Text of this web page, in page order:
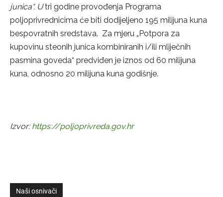
junica“. Utri godine provođenja Programa
poljoprivrednicima će biti dodijeljeno 195 milijuna kuna
bespovratnih sredstava. Za mjeru „Potpora za
kupovinu steonih junica kombiniranih i/ili mliječnih
pasmina goveda“ predviđen je iznos od 60 milijuna
kuna, odnosno 20 milijuna kuna godišnje.
Izvor: https://poljoprivreda.gov.hr
Naši osnivači